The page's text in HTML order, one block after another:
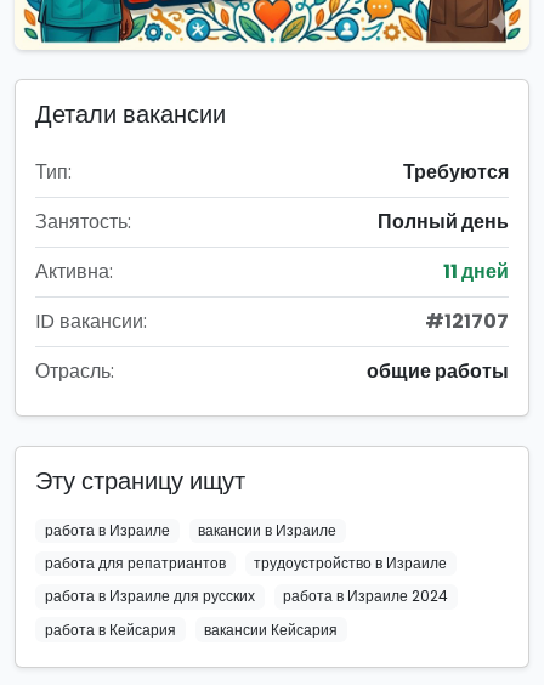
Детали вакансии
Тип:
Требуются
Занятость:
Полный день
Активна:
11 дней
ID вакансии:
#121707
Отрасль:
общие работы
Эту страницу ищут
работа в Израиле
вакансии в Израиле
работа для репатриантов
трудоустройство в Израиле
работа в Израиле для русских
работа в Израиле 2024
работа в Кейсария
вакансии Кейсария